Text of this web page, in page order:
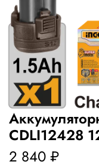
CDLI12428
2 840 ₽